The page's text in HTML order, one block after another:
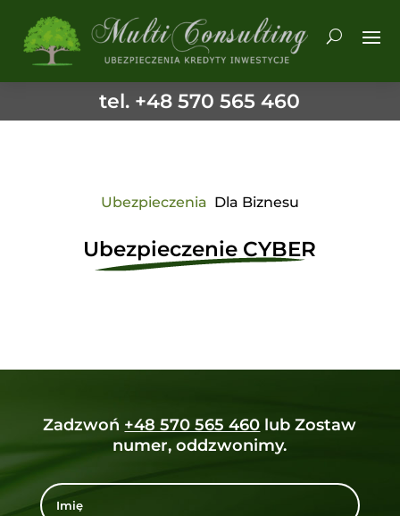
tel. +48 570 565 460
Ubezpieczenia Dla Biznesu
Ubezpieczenie CYBER
Zadzwoń +48 570 565 460 lub Zostaw
numer, oddzwonimy.